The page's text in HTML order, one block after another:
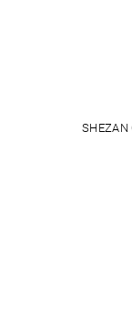
SHEZAN